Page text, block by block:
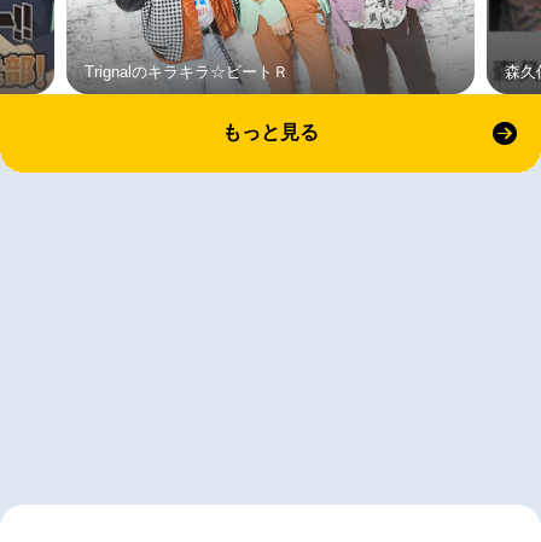
Trignalのキラキラ☆ビートＲ 森久
もっと見る